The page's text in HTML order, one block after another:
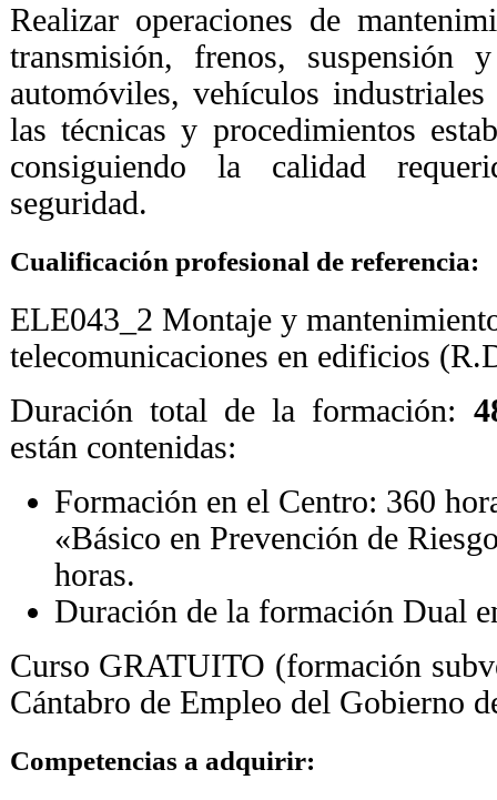
Realizar operaciones de
transmisión, frenos, suspensión
automóviles, vehículos
las técnicas y procedimientos
consiguiendo la calidad
seguridad.
Cualificación profesional de referencia:
ELE043_2 Montaje y
telecomunicaciones en edificios
Duración total de la formación:
están contenidas:
Formación en el Centro: 360
«Básico en Prevención de
horas.
Duración de la formación Dual
Curso GRATUITO (formación
Cántabro de Empleo del Gobierno
Competencias a adquirir: